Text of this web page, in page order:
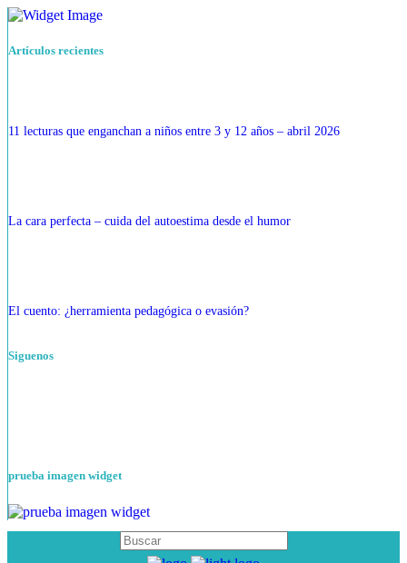
Artículos recientes
11 lecturas que enganchan a niños entre 3 y 12 años – abril 2026
La cara perfecta – cuida del autoestima desde el humor
El cuento: ¿herramienta pedagógica o evasión?
Siguenos
prueba imagen widget